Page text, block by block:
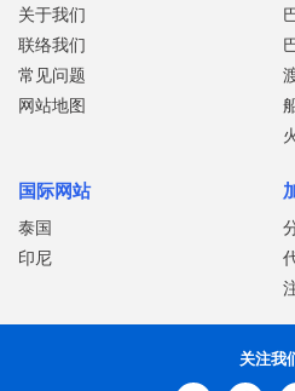
关于我们
联络我们
常见问题
网站地图
国际网站
泰国
印尼
关注我